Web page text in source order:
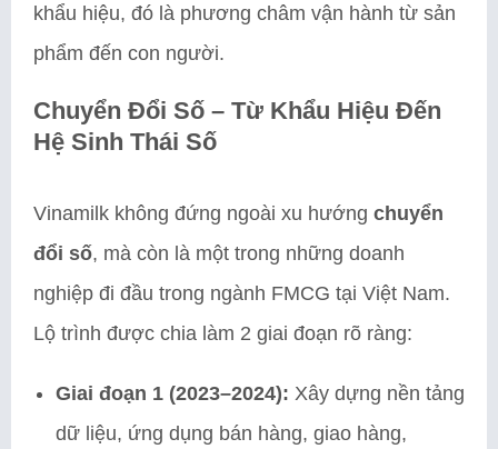
khẩu hiệu, đó là phương châm vận hành từ sản
phẩm đến con người.
Chuyển Đổi Số – Từ Khẩu Hiệu Đến
Hệ Sinh Thái Số
Vinamilk không đứng ngoài xu hướng chuyển
đổi số, mà còn là một trong những doanh
nghiệp đi đầu trong ngành FMCG tại Việt Nam.
Lộ trình được chia làm 2 giai đoạn rõ ràng:
Giai đoạn 1 (2023–2024): Xây dựng nền tảng
dữ liệu, ứng dụng bán hàng, giao hàng,